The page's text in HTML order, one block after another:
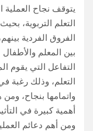
يتوقف نجاح العملية
التعلم التربوية،
الفروق الفردية
بين المعلم
التفاعل التي يقوم
التعلم، وذلك رغبة
واتمامها بنجاح، ومن
أهمية كبيرة في
ومن أهم دعائم